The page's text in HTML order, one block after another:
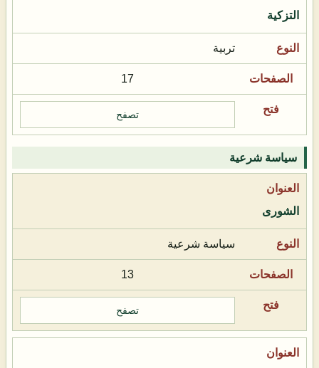
التزكية
تربية
17
تصفح
سياسة شرعية
الشورى
سياسة شرعية
13
تصفح